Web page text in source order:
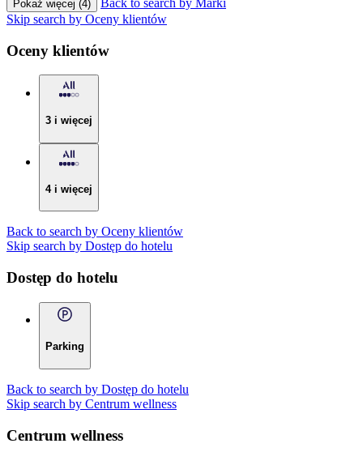
Pokaż więcej (4)
Back to search by Marki
Skip search by Oceny klientów
Oceny klientów
3 i więcej
4 i więcej
Back to search by Oceny klientów
Skip search by Dostęp do hotelu
Dostęp do hotelu
Parking
Back to search by Dostęp do hotelu
Skip search by Centrum wellness
Centrum wellness